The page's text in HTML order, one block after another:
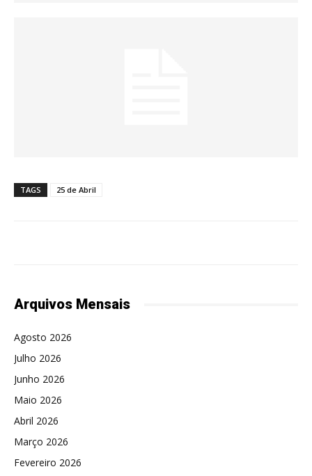
TAGS 25 de Abril
Arquivos Mensais
Agosto 2026
Julho 2026
Junho 2026
Maio 2026
Abril 2026
Março 2026
Fevereiro 2026